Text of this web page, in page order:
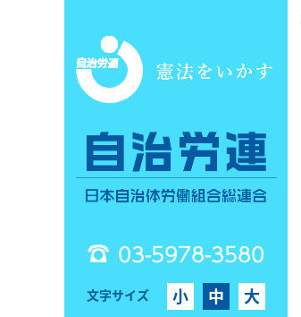
03-5978-3580
文字サイズ 小 中 大